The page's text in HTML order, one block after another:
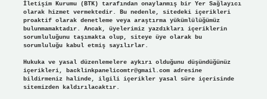
İletişim Kurumu (BTK) tarafından onaylanmış bir Yer Sağlayıcı
olarak hizmet vermektedir. Bu nedenle, sitedeki içerikleri
proaktif olarak denetleme veya araştırma yükümlülüğümüz
bulunmamaktadır. Ancak, üyelerimiz yazdıkları içeriklerin
sorumluluğunu taşımakta olup, siteye üye olarak bu
sorumluluğu kabul etmiş sayılırlar.
Hukuka ve yasal düzenlemelere aykırı olduğunu düşündüğünüz
içerikleri, backlinkpanelicomtr@gmail.comadresine
bildirmeniz halinde, ilgili içerikler yasal süre içerisinde
sitemizden kaldırılacaktır.